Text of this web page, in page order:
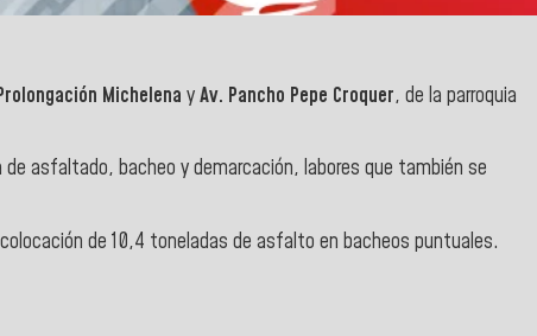
Michelena yAv. Pancho Pepe Croquer, de la parroquia
asfaltado, bacheo y demarcación, labores que también se
de 10,4 toneladas de asfalto en bacheos puntuales.